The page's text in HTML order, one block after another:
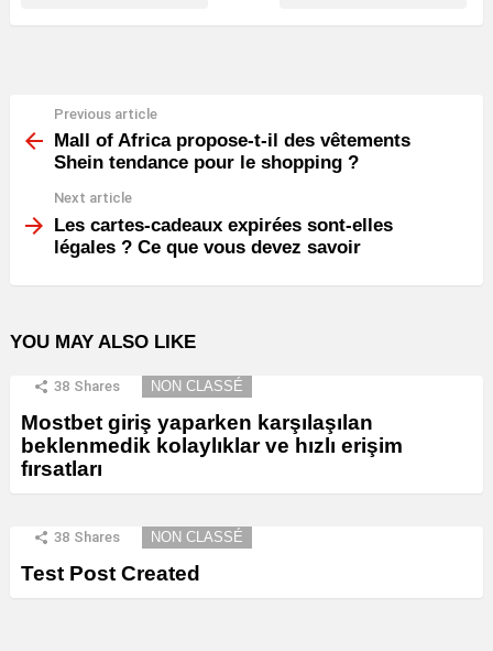
more
Previous article
Mall of Africa propose-t-il des vêtements
Shein tendance pour le shopping ?
Next article
Les cartes-cadeaux expirées sont-elles
légales ? Ce que vous devez savoir
YOU MAY ALSO LIKE
38 Shares NON CLASSÉ
Mostbet giriş yaparken karşılaşılan
beklenmedik kolaylıklar ve hızlı erişim
fırsatları
38 Shares NON CLASSÉ
Test Post Created